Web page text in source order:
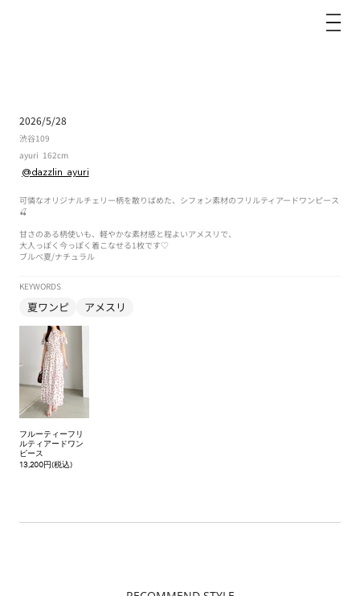
2026/5/28
渋谷109
ayuri 162cm
@dazzlin_ayuri
ブルべ夏/ナチュラル
可憐なオリジナルチェリー柄を散りばめた、シフォン素材のフリルティアードワンピース
🍒
甘さのある柄使いも、軽やかな素材感と程よいアメスリで、
大人っぽく今っぽく着こなせる1枚です♡
KEYWORDS
夏ワンピ アメスリ
フルーティーフリ
ルティアードワン
ピース
13,200円(税込)